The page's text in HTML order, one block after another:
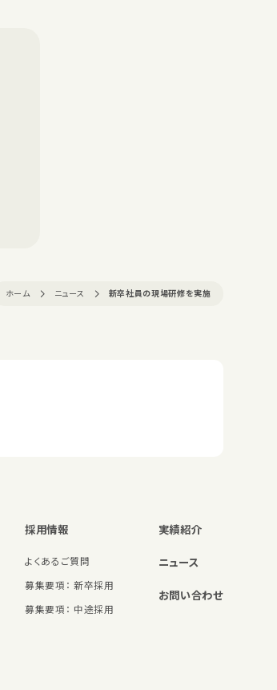
ホーム ニュース 新卒社員の現場研修を実施
採用情報
よくあるご質問
募集要項： 新卒採用
募集要項： 中途採用
実績紹介
ニュース
お問い合わせ